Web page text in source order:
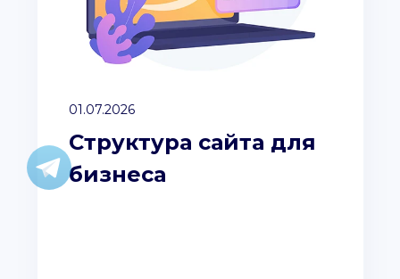
01.07.2026
Структура сайта для
бизнеса